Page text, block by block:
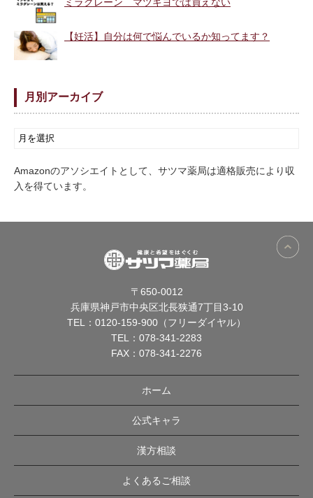
【妊活】自分は何で悩んでいるか知ってます？
月別アーカイブ
Amazonのアソシエイトとして、サツマ薬局は適格販売により収
入を得ています。
〒650-0012
兵庫県神戸市中央区北長狭通7丁目3-10
TEL： 0120-159-900（フリーダイヤル）
TEL： 078-341-2283
FAX：078-341-2276
ホーム
公式キャラ
漢方相談
よくあるご相談